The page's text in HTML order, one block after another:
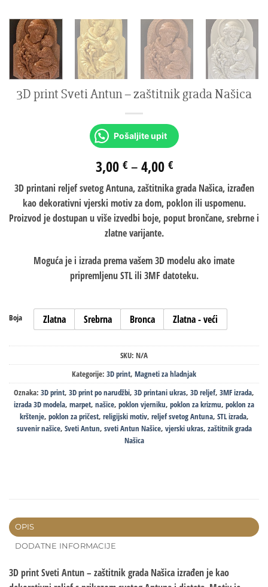
3D print Sveti Antun – zaštitnik grada Našica
Pošaljite upit
3,00 € –4,00 €
3D printani reljef svetog Antuna, zaštitnika grada Našica, izrađen
kao dekorativni vjerski motiv za dom, poklon ili uspomenu.
Proizvod je dostupan u više izvedbi boje, poput brončane, srebrne i
zlatne varijante.
Moguća je i izrada prema vašem 3D modelu ako imate
pripremljenu STL ili 3MF datoteku.
Boja Zlatna Srebrna Bronca Zlatna - veći
SKU: N/A
Kategorije: 3D print, Magneti za hladnjak
Oznaka: 3D print, 3D print po narudžbi, 3D printani ukras, 3D reljef, 3MF izrada,
izrada 3D modela, marpet, našice, poklon vjerniku, poklon za krizmu, poklon za
krštenje, poklon za pričest, religijski motiv, reljef svetog Antuna, STL izrada,
suvenir našice, Sveti Antun, sveti Antun Našice, vjerski ukras, zaštitnik grada
Našica
OPIS
DODATNE INFORMACIJE
3D print Sveti Antun – zaštitnik grada Našica izrađen je kao